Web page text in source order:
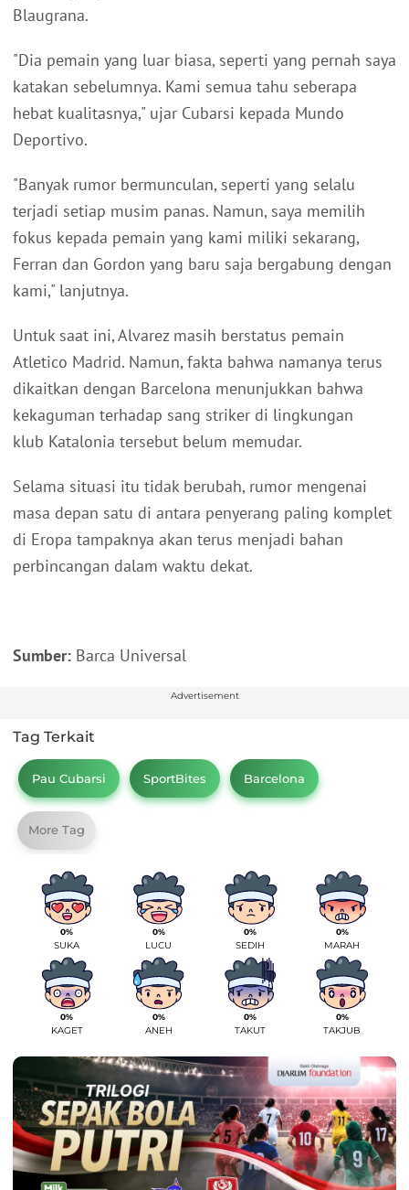
Blaugrana.
"Dia pemain yang luar biasa, seperti yang pernah saya
katakan sebelumnya. Kami semua tahu seberapa
hebat kualitasnya," ujar Cubarsi kepada Mundo
Deportivo.
"Banyak rumor bermunculan, seperti yang selalu
terjadi setiap musim panas. Namun, saya memilih
fokus kepada pemain yang kami miliki sekarang,
Ferran dan Gordon yang baru saja bergabung dengan
kami," lanjutnya.
Untuk saat ini, Alvarez masih berstatus pemain
Atletico Madrid. Namun, fakta bahwa namanya terus
dikaitkan dengan Barcelona menunjukkan bahwa
kekaguman terhadap sang striker di lingkungan
klub Katalonia tersebut belum memudar.
Selama situasi itu tidak berubah, rumor mengenai
masa depan satu di antara penyerang paling komplet
di Eropa tampaknya akan terus menjadi bahan
perbincangan dalam waktu dekat.
Sumber: Barca Universal
Advertisement
Tag Terkait
Pau Cubarsi SportBites Barcelona
More Tag
0%
SUKA
0%
LUCU
0%
SEDIH
0%
MARAH
0%
KAGET
0%
ANEH
0%
TAKUT
0%
TAKJUB